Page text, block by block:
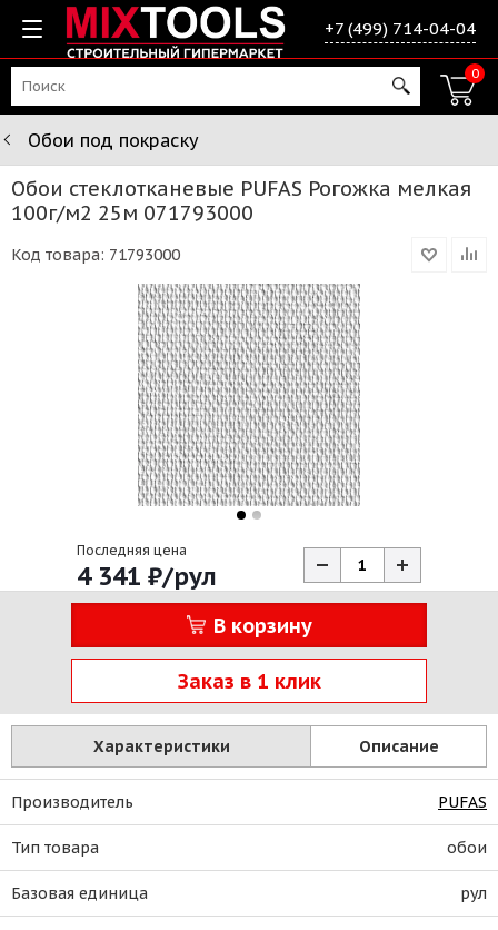
+7 (499) 714-04-04
0
Обои под покраску
Обои стеклотканевые PUFAS Рогожка мелкая
100г/м2 25м 071793000
Код товара: 71793000
Последняя цена
4 341 ₽/рул
В корзину
Заказ в 1 клик
Характеристики Описание
Производитель PUFAS
Тип товара обои
Базовая единица рул